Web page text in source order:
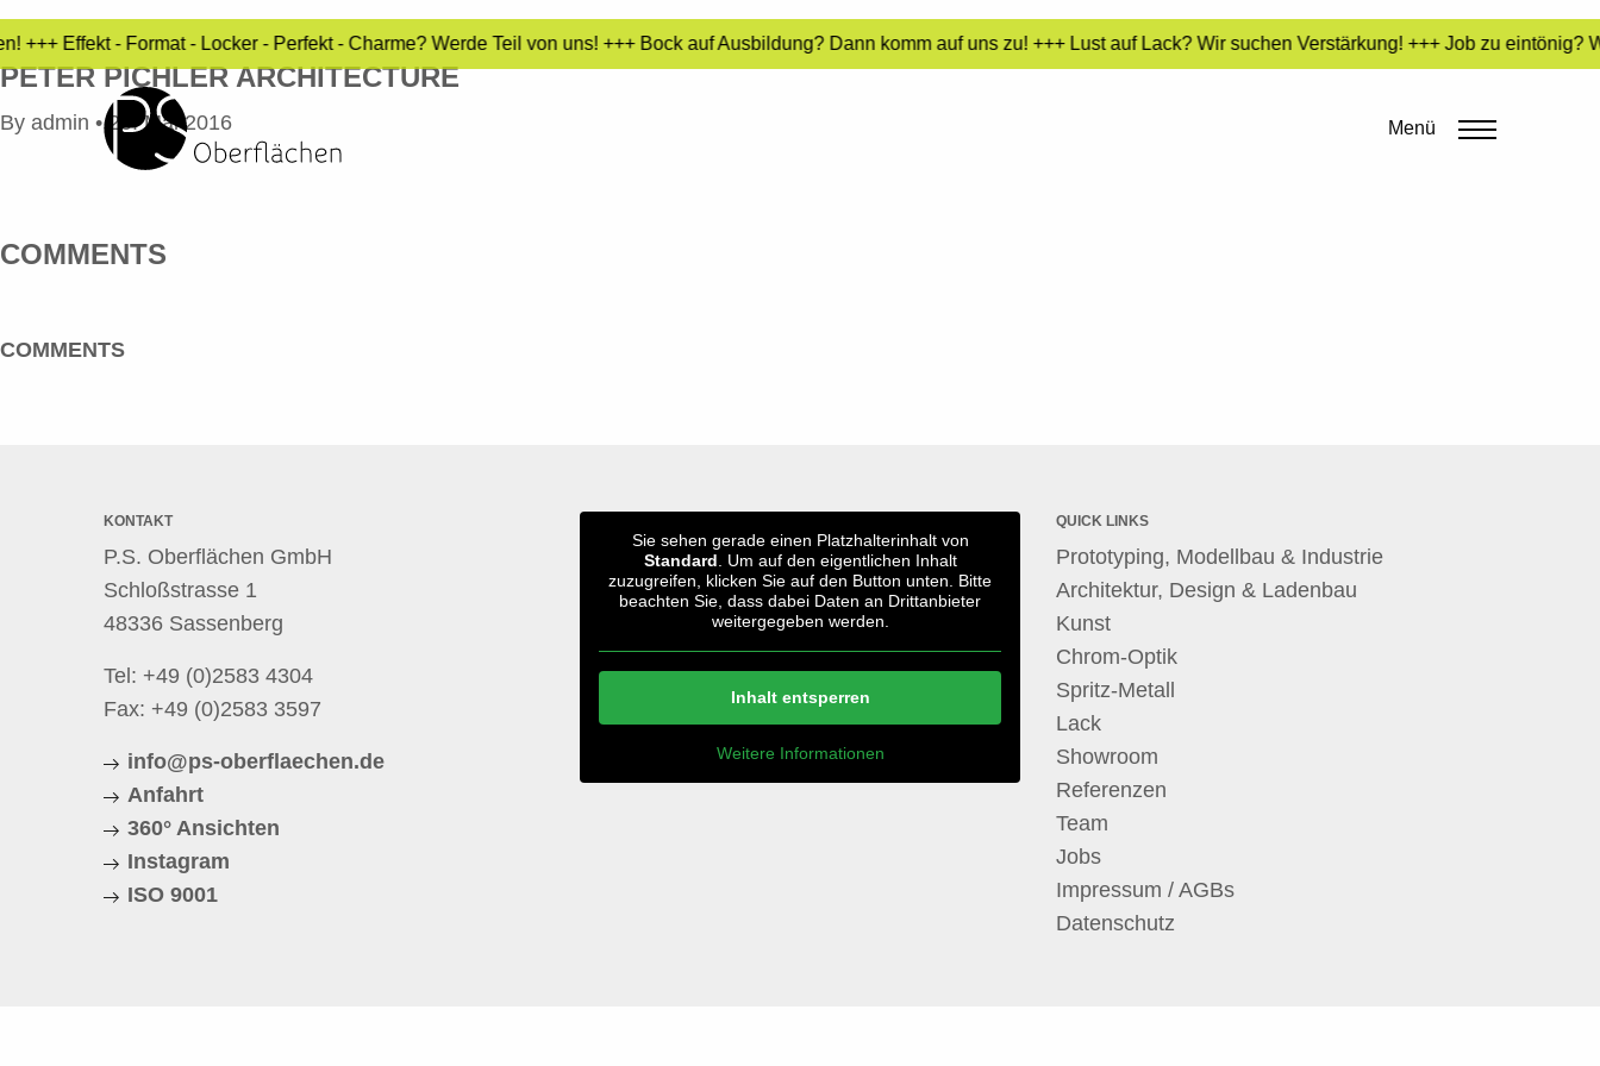
Effekt - Format - Locker - Perfekt - Charme? Werde Teil von uns! +++ Bock auf Ausbildung? Dann komm auf uns zu! +++ Lust auf Lack? Wir suchen Verstärkung! +++ Job zu
Menü
PETER PICHLER ARCHITECTURE
By admin •20. Mai 2016
COMMENTS
COMMENTS
KONTAKT
P.S. Oberflächen GmbH
Schloßstrasse 1
48336 Sassenberg
Tel: +49 (0)2583 4304
Fax: +49 (0)2583 3597
info@ps-oberflaechen.de
Anfahrt
360° Ansichten
Instagram
ISO 9001
Sie sehen gerade einen Platzhalterinhalt von
Standard . Um auf den eigentlichen Inhalt
zuzugreifen, klicken Sie auf den Button unten. Bitte
beachten Sie, dass dabei Daten an Drittanbieter
weitergegeben werden.
Inhalt entsperren
Weitere Informationen
QUICK LINKS
Prototyping, Modellbau & Industrie
Architektur, Design & Ladenbau
Kunst
Chrom-Optik
Spritz-Metall
Lack
Showroom
Referenzen
Team
Jobs
Impressum / AGBs
Datenschutz